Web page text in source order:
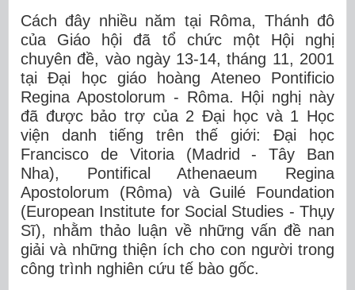
Cách đây nhiều năm tại Rôma, Thánh đô
của Giáo hội đã tổ chức một Hội nghị
chuyên đề, vào ngày 13-14, tháng 11, 2001
tại Đại học giáo hoàng Ateneo Pontificio
Regina Apostolorum - Rôma. Hội nghị này
đã được bảo trợ của 2 Đại học và 1 Học
viện danh tiếng trên thế giới: Đại học
Francisco de Vitoria (Madrid - Tây Ban
Nha), Pontifical Athenaeum Regina
Apostolorum (Rôma) và Guilé Foundation
(European Institute for Social Studies - Thụy
Sĩ), nhằm thảo luận về những vấn đề nan
giải và những thiện ích cho con người trong
công trình nghiên cứu tế bào gốc.